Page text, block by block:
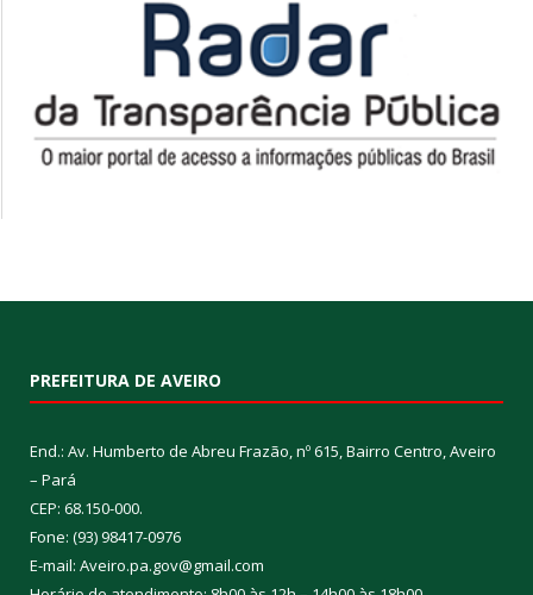
PREFEITURA DE AVEIRO
End.: Av. Humberto de Abreu Frazão, nº 615, Bairro Centro, Aveiro
– Pará
CEP: 68.150-000.
Fone: (93) 98417-0976
E-mail: Aveiro.pa.gov@gmail.com